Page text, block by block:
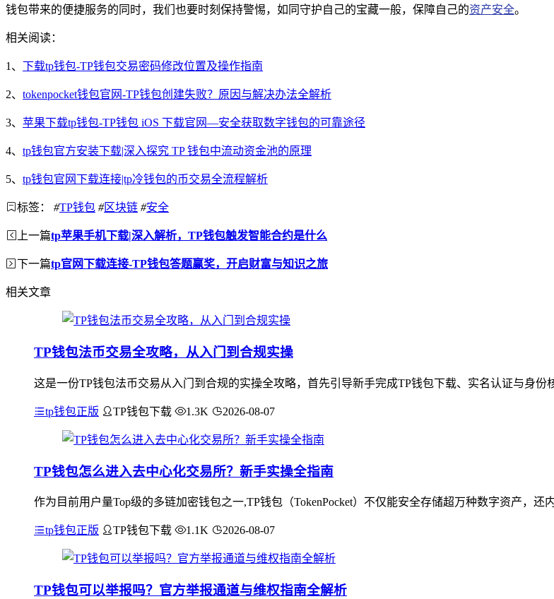
钱包带来的便捷服务的同时，我们也要时刻保持警惕，如同守护自己的宝藏一般，保障自己的资产安全。
相关阅读：
1、 下载tp钱包-TP钱包交易密码修改位置及操作指南
2、 tokenpocket钱包官网-TP钱包创建失败？原因与解决办法全解析
3、 苹果下载tp钱包-TP钱包 iOS 下载官网—安全获取数字钱包的可靠途径
4、 tp钱包官方安装下载|深入探究 TP 钱包中流动资金池的原理
5、 tp钱包官网下载连接|tp冷钱包的币交易全流程解析
标签： #TP钱包 #区块链 #安全
上一篇tp苹果手机下载|深入解析，TP钱包触发智能合约是什么
下一篇tp官网下载连接-TP钱包答题赢奖，开启财富与知识之旅
相关文章
TP钱包法币交易全攻略，从入门到合规实操
这是一份TP钱包法币交易从入门到合规的实操全攻略，首先引导新手完成TP钱包下载、实名认证与身
tp钱包正版 TP钱包下载 1.3K 2026-08-07
TP钱包怎么进入去中心化交易所？新手实操全指南
作为目前用户量Top级的多链加密钱包之一,TP钱包（TokenPocket）不仅能安全存储超万种数字资产，
tp钱包正版 TP钱包下载 1.1K 2026-08-07
TP钱包可以举报吗？官方举报通道与维权指南全解析